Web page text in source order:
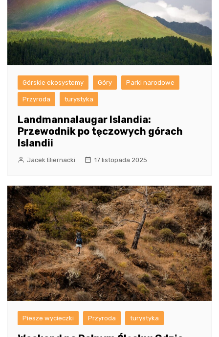
Górskie ekosystemy Góry Parki narodowe
Przyroda turystyka
Landmannalaugar Islandia:
Przewodnik po tęczowych górach
Islandii
Jacek Biernacki 17 listopada 2025
Piesze wycieczki Przyroda turystyka